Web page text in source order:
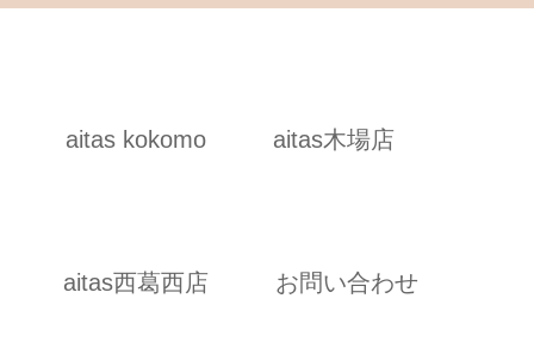
aitas kokomo aitas木場店
aitas西葛西店 お問い合わせ